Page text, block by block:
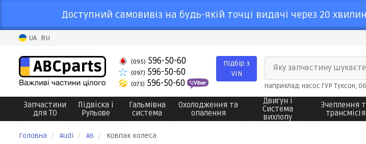
Доступний самовивіз на будь-якій точці видачі через 20
UA RU
(095) 596-50-60
(097) 596-50-60
(073) 596-50-60
Підбір з
VIN
Яку запчастину
Наприклад: насос ГУР Туксон,
Запчастини
для ТО
Підвіска і
Рульове
Гальмівна
система
Охолодження та
опалення
Двигун і
Система
вихлопу
Зчеплення
трансмісія
Головна Audi A6 Ковпак колеса